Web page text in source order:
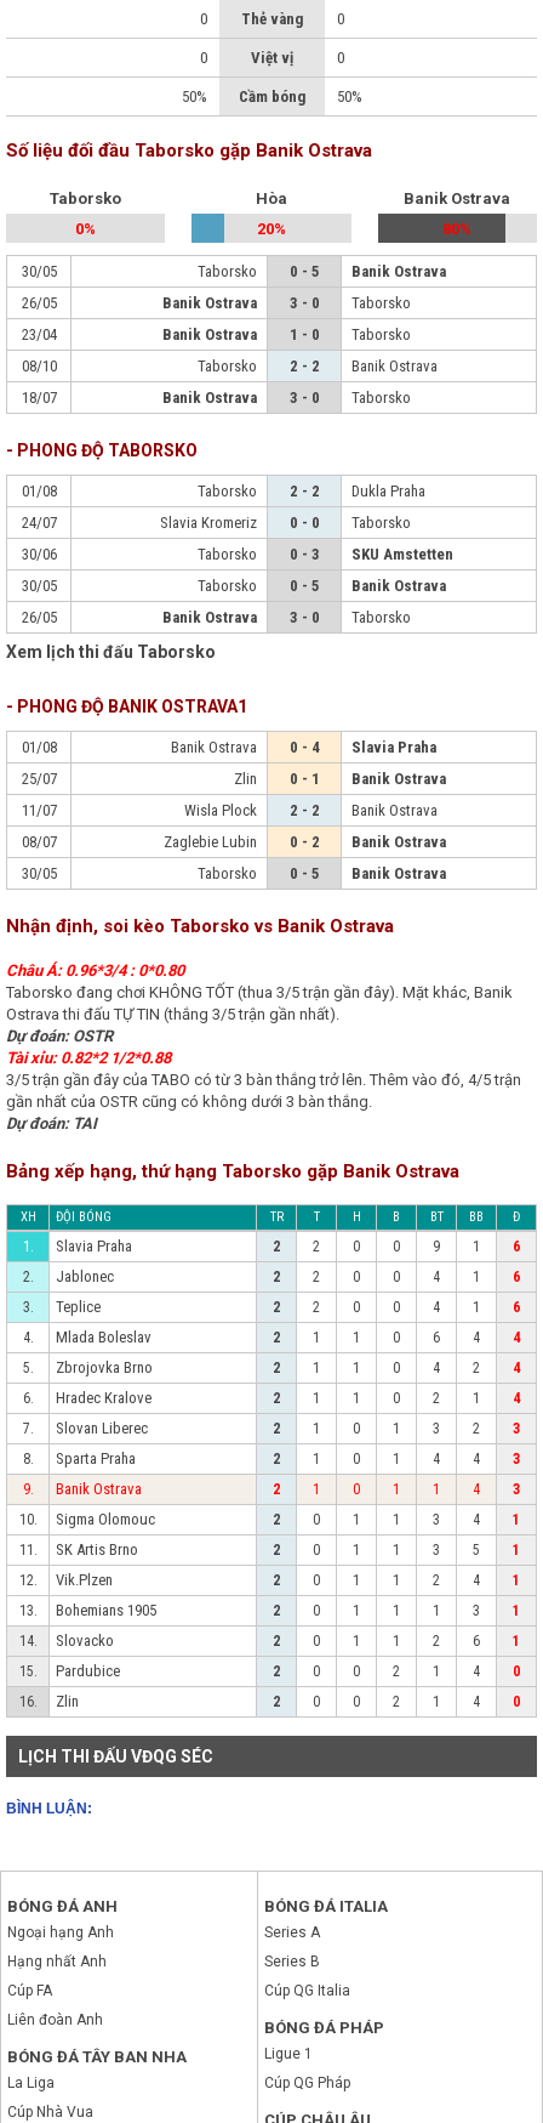
0 Thẻ vàng 0
0 Việt vị 0
50% Cầm bóng 50%
Số liệu đối đầu Taborsko gặp Banik Ostrava
Taborsko
0%
Hòa
20%
Banik Ostrava
80%
30/05 Taborsko 0 - 5
Banik Ostrava
26/05
Banik Ostrava 3 - 0
Taborsko
23/04
Banik Ostrava 1 - 0
Taborsko
08/10
Taborsko 2 - 2
Banik Ostrava
18/07
Banik Ostrava 3 - 0 Taborsko
- PHONG ĐỘ TABORSKO
01/08 Taborsko 2 - 2
Dukla Praha
24/07
Slavia Kromeriz 0 - 0
Taborsko
30/06
Taborsko 0 - 3
SKU Amstetten
30/05
Taborsko 0 - 5
Banik Ostrava
26/05
Banik Ostrava 3 - 0 Taborsko
Xem lịch thi đấu Taborsko
- PHONG ĐỘ BANIK OSTRAVA1
01/08 Banik Ostrava 0 - 4
Slavia Praha
25/07
Zlin 0 - 1
Banik Ostrava
11/07
Wisla Plock 2 - 2
Banik Ostrava
08/07
Zaglebie Lubin 0 - 2
Banik Ostrava
30/05
Taborsko 0 - 5 Banik Ostrava
Nhận định, soi kèo Taborsko vs Banik Ostrava
Châu Á: 0.96*3/4 : 0*0.80
Taborsko đang chơi KHÔNG TỐT (thua 3/5 trận gần đây). Mặt khác, Banik
Ostrava thi đấu TỰ TIN (thắng 3/5 trận gần nhất).
Dự đoán: OSTR
Tài xỉu: 0.82*2 1/2*0.88
3/5 trận gần đây của TABO có từ 3 bàn thắng trở lên. Thêm vào đó, 4/5 trận
gần nhất của OSTR cũng có không dưới 3 bàn thắng.
Dự đoán: TAI
Bảng xếp hạng, thứ hạng Taborsko gặp Banik Ostrava
XH ĐỘI BÓNG TR T H B BT BB Đ
1. Slavia Praha 2 2 0 0 9 1
6
2.
Jablonec 2 2 0 0 4 1
6
3.
Teplice 2 2 0 0 4 1
6
4.
Mlada Boleslav 2 1 1 0 6 4
4
5.
Zbrojovka Brno 2 1 1 0 4 2
4
6.
Hradec Kralove 2 1 1 0 2 1
4
7.
Slovan Liberec 2 1 0 1 3 2
3
8.
Sparta Praha 2 1 0 1 4 4
3
9.
Banik Ostrava 2 1 0 1 1 4
3
10.
Sigma Olomouc 2 0 1 1 3 4
1
11.
SK Artis Brno 2 0 1 1 3 5
1
12.
Vik.Plzen 2 0 1 1 2 4
1
13.
Bohemians 1905 2 0 1 1 1 3
1
14.
Slovacko 2 0 1 1 2 6
1
15.
Pardubice 2 0 0 2 1 4
0
16.
Zlin 2 0 0 2 1 4 0
LỊCH THI ĐẤU VĐQG SÉC
BÌNH LUẬN:
BÓNG ĐÁ ANH
Ngoại hạng Anh
Hạng nhất Anh
Cúp FA
Liên đoàn Anh
BÓNG ĐÁ TÂY BAN NHA
La Liga
Cúp Nhà Vua
BÓNG ĐÁ ITALIA
Series A
Series B
Cúp QG Italia
BÓNG ĐÁ PHÁP
Ligue 1
Cúp QG Pháp